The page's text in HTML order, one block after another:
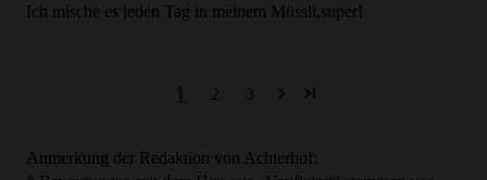
Ich mische es jeden Tag in meinem Müssli,super!
2 3
Anmerkung der Redaktion von Achterhof: